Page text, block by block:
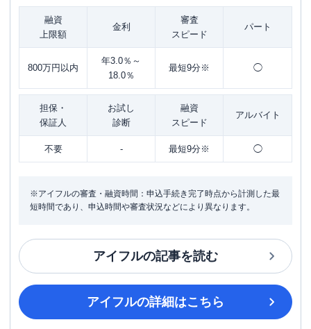
融資
上限額
金利
審査
スピード
パート
800万円以内
年3.0％～
18.0％
最短9分※ ◯
担保・
保証人
お試し
診断
融資
スピード
アルバイト
不要 - 最短9分※ ◯
※アイフルの審査・融資時間：申込手続き完了時点から計測した最
短時間であり、申込時間や審査状況などにより異なります。
アイフルの記事を読む
アイフルの詳細はこちら